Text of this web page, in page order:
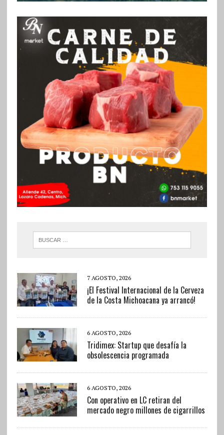
7 AGOSTO, 2026
¡El Festival Internacional de la Cerveza
de la Costa Michoacana ya arrancó!
6 AGOSTO, 2026
Tridimex: Startup que desafía la
obsolescencia programada
6 AGOSTO, 2026
Con operativo en LC retiran del
mercado negro millones de cigarrillos